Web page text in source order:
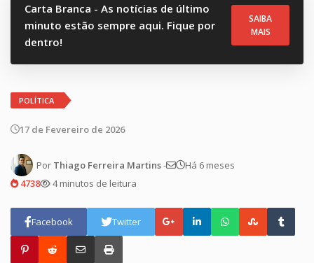
Carta Branca - As notícias de último
minuto estão sempre aqui. Fique por
dentro!
SAIBA
MAIS
POLÍTICA
17 de Fevereiro de 2026
Por Thiago Ferreira Martins-
Há 6 meses
4738
4 minutos de leitura
Facebook Twitter